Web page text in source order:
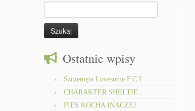
Ostatnie wpisy
Szczenięta Lovesome F.C.I.
CHARAKTER SHELTIE
PIES KOCHA INACZEJ